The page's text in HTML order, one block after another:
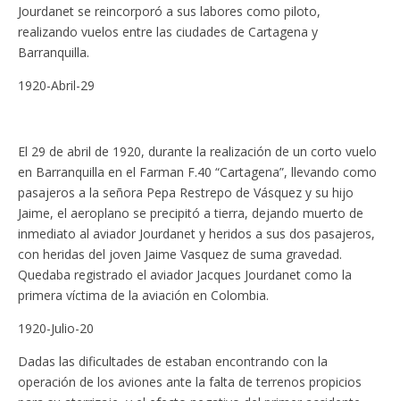
Jourdanet se reincorporó a sus labores como piloto,
realizando vuelos entre las ciudades de Cartagena y
Barranquilla.
1920-Abril-29
El 29 de abril de 1920, durante la realización de un corto vuelo
en Barranquilla en el Farman F.40 “Cartagena”, llevando como
pasajeros a la señora Pepa Restrepo de Vásquez y su hijo
Jaime, el aeroplano se precipitó a tierra, dejando muerto de
inmediato al aviador Jourdanet y heridos a sus dos pasajeros,
con heridas del joven Jaime Vasquez de suma gravedad.
Quedaba registrado el aviador Jacques Jourdanet como la
primera víctima de la aviación en Colombia.
1920-Julio-20
Dadas las dificultades de estaban encontrando con la
operación de los aviones ante la falta de terrenos propicios